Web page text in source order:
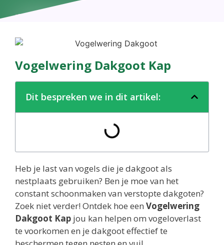
Vogelwering Dakgoot Kap
Dit bespreken we in dit artikel:
Heb je last van vogels die je dakgoot als
nestplaats gebruiken? Ben je moe van het
constant schoonmaken van verstopte dakgoten?
Zoek niet verder! Ontdek hoe een Vogelwering
Dakgoot Kap jou kan helpen om vogeloverlast
te voorkomen en je dakgoot effectief te